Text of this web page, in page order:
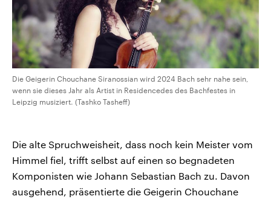
Die Geigerin Chouchane Siranossian wird 2024 Bach sehr nahe sein,
wenn sie dieses Jahr als Artist in Residencedes des Bachfestes in
Leipzig musiziert. (Tashko Tasheff)
Die alte Spruchweisheit, dass noch kein Meister vom
Himmel fiel, trifft selbst auf einen so begnadeten
Komponisten wie Johann Sebastian Bach zu. Davon
ausgehend, präsentierte die Geigerin Chouchane